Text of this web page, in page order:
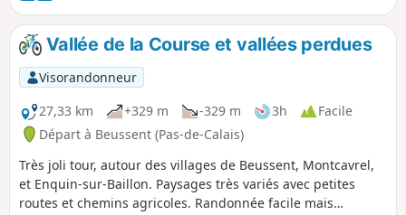
croiserez peut-être des pêcheurs ou des sportifs
s'entraînant au club de Canoë-Kayak.
Vallée de la Course et vallées perdues
Visorandonneur
27,33 km
+329 m -329 m 3h
Facile
Départ à Beussent (Pas-de-Calais)
Très joli tour, autour des villages de Beussent, Montcavrel,
et Enquin-sur-Baillon. Paysages très variés avec petites
routes et chemins agricoles. Randonnée facile mais